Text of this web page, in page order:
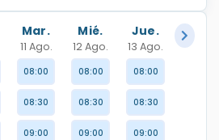
Mar.
11 Ago.
Mié.
12 Ago.
Jue.
13 Ago.
08:00
08:30
09:00
08:00
08:30
09:00
08:00
08:30
09:00